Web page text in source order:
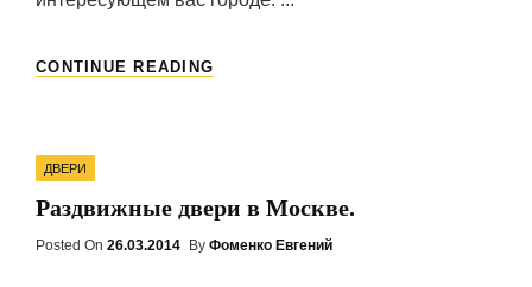
CONTINUE READING
Categories
ДВЕРИ
Раздвижные двери в Москве.
Posted On Posted
26.03.2014 By Фоменко Евгений